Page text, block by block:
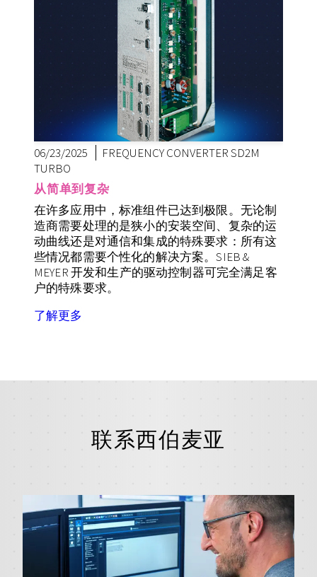
06/23/2025
FREQUENCY CONVERTER SD2M
TURBO
从简单到复杂
在许多应用中，标准组件已达到极限。无论制
造商需要处理的是狭小的安装空间、复杂的运
动曲线还是对通信和集成的特殊要求： 所有这
些情况都需要个性化的解决方案。SIEB &
MEYER开发和生产的驱动控制器可完全满足客
户的特殊要求。
了解更多
联系西伯麦亚